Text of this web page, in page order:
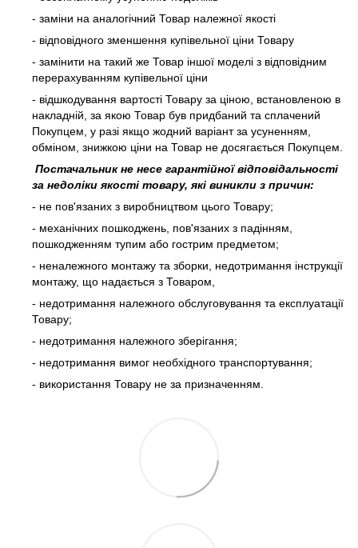
- заміни на аналогічний Товар належної якості
- відповідного зменшення купівельної ціни Товару
- замінити на такий же Товар іншої моделі з відповідним
перерахуванням купівельної ціни
- відшкодування вартості Товару за ціною, встановленою в
накладній, за якою Товар був придбаний та сплачений
Покупцем, у разі якщо жодний варіант за усуненням,
обміном, знижкою ціни на Товар не досягається Покупцем.
Постачальник не несе гарантійної відповідальності
за недоліки якості товару, які виникли з причин:
- не пов'язаних з виробництвом цього Товару;
- механічних пошкоджень, пов'язаних з падінням,
пошкодженням тупим або гострим предметом;
- неналежного монтажу та зборки, недотримання інструкції
монтажу, що надається з Товаром,
- недотримання належного обслуговування та експлуатації
Товару;
- недотримання належного зберігання;
- недотримання вимог необхідного транспортування;
- використання Товару не за призначенням.